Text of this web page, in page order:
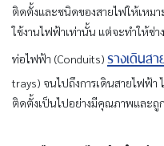
ติดตั้งและชนิดของสายไฟให้เหม
ใช้งานไฟฟ้าเท่านั้น แต่จะทำให้ช่
ท่อไฟฟ้า (Conduits) รางเดินส
trays) จนไปถึงการเดินสายไฟฟ้า
ติดตั้งเป็นไปอย่างมีคุณภาพและถู